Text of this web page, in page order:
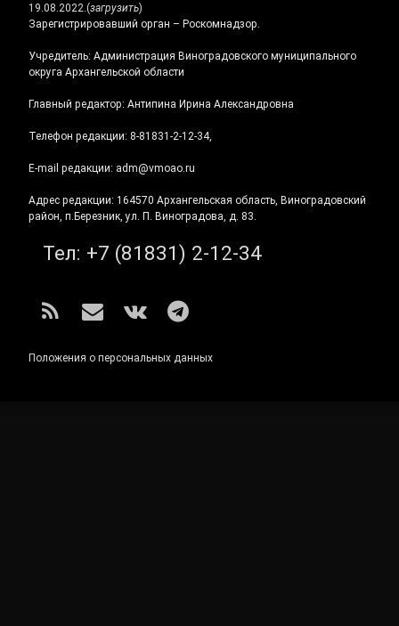
19.08.2022. (загрузить)
Зарегистрировавший орган – Роскомнадзор.
Учредитель: Администрация Виноградовского муниципального
округа Архангельской области
Главный редактор: Антипина Ирина Александровна
Телефон редакции: 8-81831-2-12-34,
E-mail редакции: adm@vmoao.ru
Адрес редакции: 164570 Архангельская область, Виноградовский
район, п.Березник, ул. П. Виноградова, д. 83.
Тел: +7 (81831) 2-12-34
RSS E-mailВКонтакте
Telegram
Положения о персональных данных